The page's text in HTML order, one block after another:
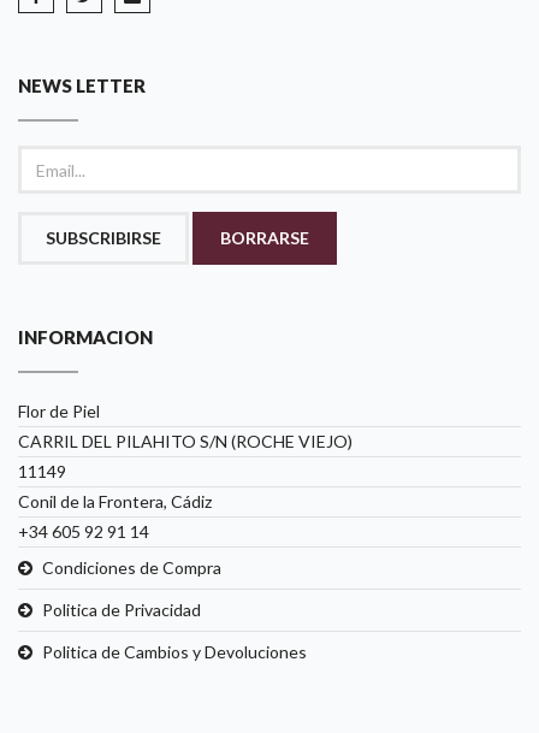
NEWS LETTER
SUBSCRIBIRSE BORRARSE
INFORMACION
Flor de Piel
CARRIL DEL PILAHITO S/N (ROCHE VIEJO)
11149
Conil de la Frontera, Cádiz
+34 605 92 91 14
Condiciones de Compra
Politica de Privacidad
Politica de Cambios y Devoluciones